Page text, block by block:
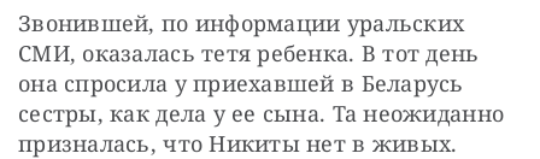
Звонившей, по информации уральских
СМИ, оказалась тетя ребенка. В тот день
она спросила у приехавшей в Беларусь
сестры, как дела у ее сына. Та неожиданно
призналась, что Никиты нет в живых.